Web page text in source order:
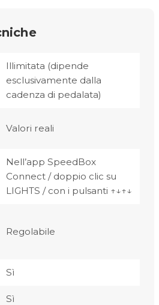
Illimitata (dipende
esclusivamente dalla
cadenza di pedalata)
Valori reali
Nell’app SpeedBox
Connect / doppio clic su
LIGHTS / con i pulsanti ↑↓↑↓
Regolabile
Sì
Sì